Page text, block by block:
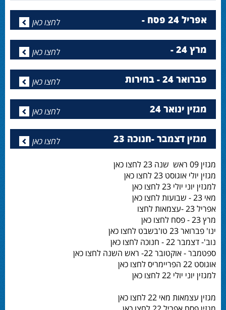
אפריל 24 פסח - לחצו כאן
מרץ 24 - לחצו כאן
פברואר 24 - בחירות לחצו כאן
מגזין ינואר 24 לחצו כאן
מגזין דצמבר -חנוכה 23 לחצו כאן
מגזין 09 ראש שנה 23 לחצו כאן
מגזין יולי אוגוסט 23 לחצו כאן
למגזין יוני יולי 23 לחצו כאן
מאי 23 - שבועות לחצו כאן
אפריל 23 -עצמאות לחצו
מרץ 23 - פסח לחצו כאן
ינו' פברואר 23 טו'בשבט לחצו כאן
נוב'- דצמבר 22 - חנוכה לחצו כאן
ספטמבר - אוקטובר 22- ראש השנה לחצו כאן
אוגוסט 22 הפריימריס לחצו כאן
למגזין יוני יולי 22 לחצו כאן
מגזין עצמאות מאי 22 לחצו כאן